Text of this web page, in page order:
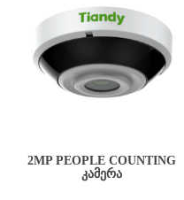
2MP PEOPLE COUNTING
ᲙᲐᲛᲔᲠᲐ